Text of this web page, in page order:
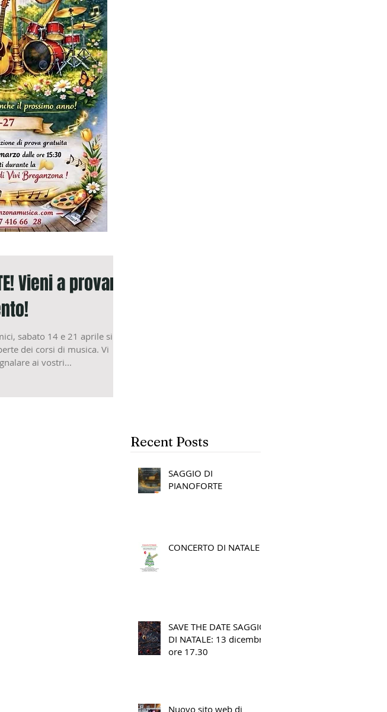
Vieni a provare
si
dei corsi di musica. Vi
ai vostri...
Recent Posts
SAGGIO DI
PIANOFORTE
CONCERTO DI NATALE
SAVE THE DATE SAGGIO
DI NATALE: 13 dicembre
ore 17.30
Nuovo sito web di